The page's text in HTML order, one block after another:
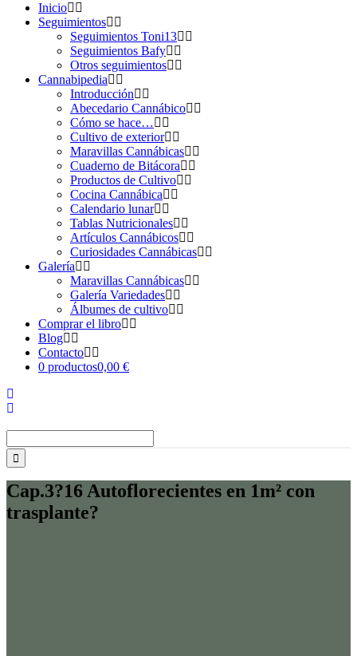
Inicio
Seguimientos
Seguimientos Toni13
Seguimientos Bafy
Otros seguimientos
Cannabipedia
Introducción
Abecedario Cannábico
Cómo se hace…
Cultivo de exterior
Maravillas Cannábicas
Cuaderno de Bitácora
Productos de Cultivo
Cocina Cannábica
Calendario lunar
Tablas Nutricionales
Artículos Cannábicos
Curiosidades Cannábicas
Galería
Maravillas Cannábicas
Galería Variedades
Álbumes de cultivo
Comprar el libro
Blog
Contacto
0 productos0,00 €
Cap.3?16 Autoflorecientes en 1m² con
trasplante?